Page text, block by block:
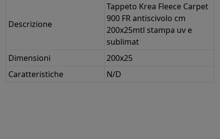
Descrizione
Tappeto Krea Fleece Carpet
900 FR antiscivolo cm
200x25mtl stampa uv e
sublimat
Dimensioni
200x25
Caratteristiche
N/D